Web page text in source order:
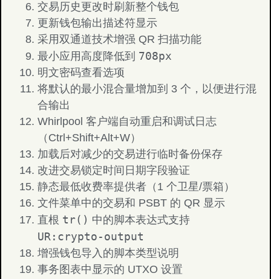
交易历史更改时刷新整个钱包
更新钱包输出描述符显示
采用双通道技术增强 QR 扫描功能
最小应用高度降低到 708px
明文密码查看选项
将默认的最小混合量增加到 3 个，以便进行混
合输出
Whirlpool 客户端自动重启和调试日志
（Ctrl+Shift+Alt+W）
加载后对减少的交易进行临时备份保存
改进交易锁定时间日期字段验证
静态最低收费率提供者（1 个卫星/票箱）
文件菜单中的交易和 PSBT 的 QR 显示
直根 tr() 中的脚本表达式支持
UR:crypto-output
增强钱包导入的脚本类型说明
事务图表中显示的 UTXO 设置